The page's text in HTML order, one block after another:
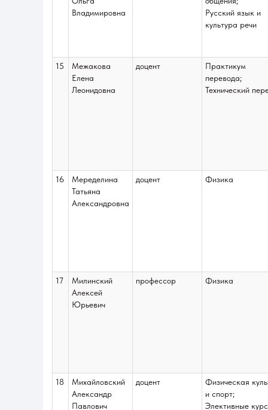
Владимировна
Русский язык и
культура речи
15
Межакова
Елена
Леонидовна
доцент
Практикум
перевода;
Технический
16
Меределина
Татьяна
Александровна
доцент Физика
17
Милинский
Алексей
Юрьевич
профессор Физика
18
Михайловский
Александр
Павлович
доцент
Физическая
и спорт;
Элективные